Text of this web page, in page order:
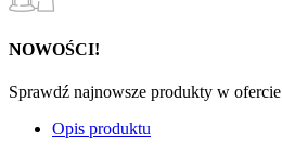
NOWOŚCI!
Sprawdź najnowsze produkty w ofercie
Opis produktu